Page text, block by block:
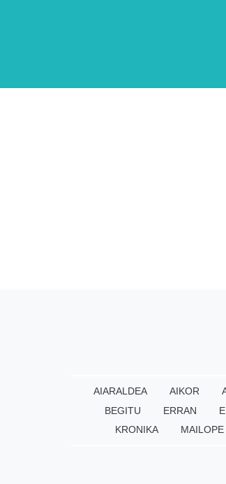
AIARALDEA AIKOR
BEGITU
ERRAN
KRONIKA
MAILOPE